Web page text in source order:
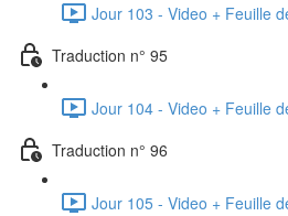
Jour 103 - Video + Feuille
Traduction n° 95
Jour 104 - Video + Feuille
Traduction n° 96
Jour 105 - Video + Feuille